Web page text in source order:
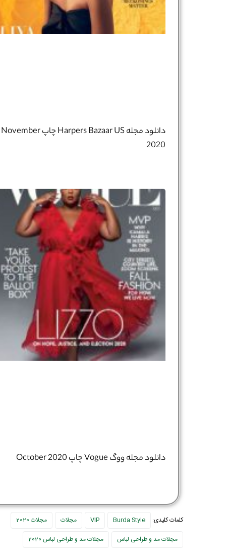
دانلود مجله Harpers Bazaar US چاپ November
2020
دانلود مجله ووگ Vogue چاپ October 2020
کلمات کلیدی: Burda Style
VIP مجلات
مجلات 2020
مجلات مد و طراحی لباس
مجلات مد و طراحی لباس 2020